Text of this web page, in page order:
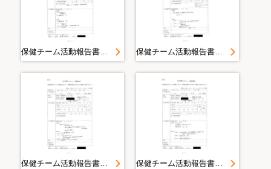
保健チーム活動報告書 山田町（大沢・織笠）豊間根避難所活動報告書 大沢地区＜平成２３年５月１３日山田町大沢地区＞ 保健チーム活動報告書 山田町（大沢・織笠）豊間根避難所活動報告書 大沢地区＜平成２３年５月１２日山田町大沢＞
保健チーム活動報告書 山田町（大沢・織笠）豊間根避難所活動報告書 大沢地区＜平成２３年５月１１日山田町大沢地区＞ 保健チーム活動報告書 山田町（大沢・織笠）豊間根避難所活動報告書 大沢地区＜平成２３年５月１０日山田町大沢＞